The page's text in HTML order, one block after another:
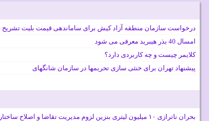
درخواست سازمان منطقه آزاد کیش برای ساماندهی قیمت بلیت
امسال 40 بذر هیبرید معرفی می شود
کلایمر چیست و چه کاربردی دارد؟
پیشنهاد تهران برای خنثی سازی تحریمها در سازمان شانگهای
بحران ناترازی ۱۰ میلیون لیتری بنزین لزوم مدیریت تقاضا و اصلاح ساختار